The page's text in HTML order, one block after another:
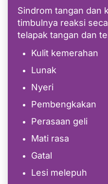
Sindrom tangan dan
timbulnya reaksi
telapak tangan dan
Kulit kemerahan
Lunak
Nyeri
Pembengkakan
Perasaan geli
Mati rasa
Gatal
Lesi melepuh